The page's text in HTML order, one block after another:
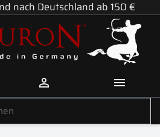
nach Deutschland ab 150 €
 